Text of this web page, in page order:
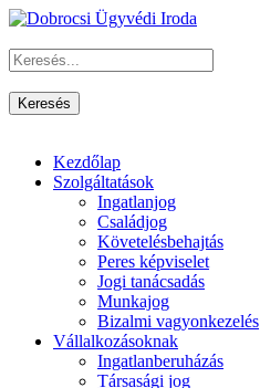
Kezdőlap
Szolgáltatások
Ingatlanjog
Családjog
Követelésbehajtás
Peres képviselet
Jogi tanácsadás
Munkajog
Bizalmi vagyonkezelés
Vállalkozásoknak
Ingatlanberuházás
Társasági jog